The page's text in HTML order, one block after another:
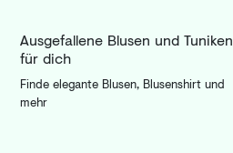
Ausgefallene Blusen und Tuniken
für dich
Finde elegante Blusen, Blusenshirt und
mehr